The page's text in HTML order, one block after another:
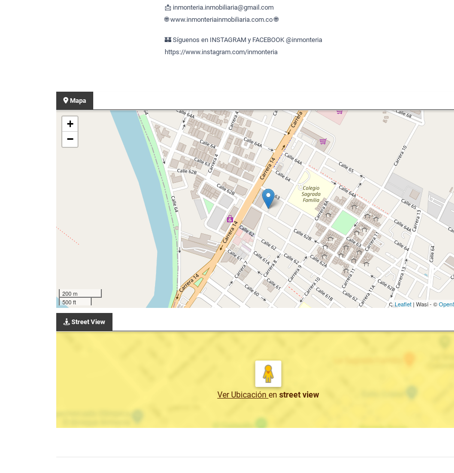
📩 inmonteria.inmobiliaria@gmail.com
🌐 www.inmonteriainmobiliaria.com.co 🌐
🏰 Síguenos en INSTAGRAM y FACEBOOK @inmonteria
https://www.instagram.com/inmonteria
Mapa
+
−
200 m
500 ft
Leaflet| Wasi - ©
Street View
Ver Ubicación en street view